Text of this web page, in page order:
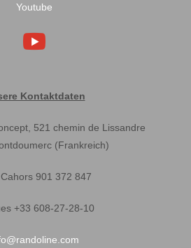
Youtube
Kontaktdaten
521 chemin de Lissandre
(Frankreich)
901 372 847
+33 608-27-28-10